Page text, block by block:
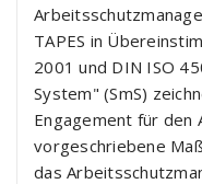
TAPES in
2001 und DIN ISO
System" (SmS)
Engagement für den
vorgeschriebene
das